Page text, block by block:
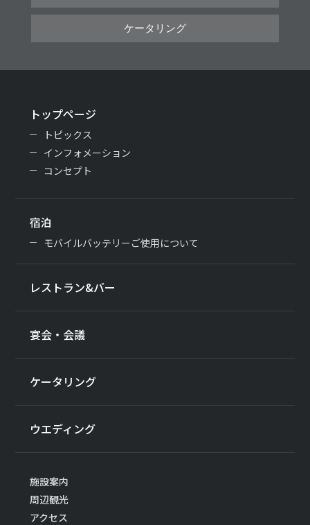
ケータリング
トップページ
トピックス
インフォメーション
コンセプト
宿泊
モバイルバッテリーご使用について
レストラン&バー
宴会・会議
ケータリング
ウエディング
施設案内
周辺観光
アクセス